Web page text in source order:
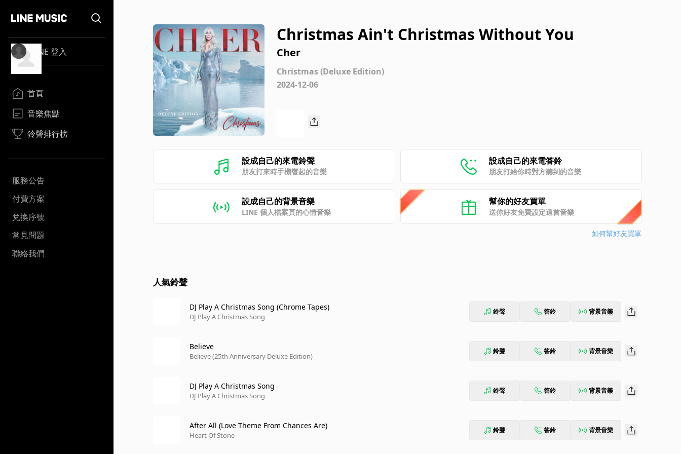
LINE 登入
首頁
音樂焦點
鈴聲排行榜
服務公告
付費方案
兌換序號
常見問題
聯絡我們
Christmas Ain't Christmas Without You
Cher
Christmas (Deluxe Edition)
2024-12-06
設成自己的來電鈴聲
朋友打來時手機響起的音樂
設成自己的來電答鈴
朋友打給你時對方聽到的音樂
設成自己的背景音樂
LINE 個人檔案頁的心情音樂
幫你的好友買單
送你好友免費設定這首音樂
如何幫好友買單
人氣鈴聲
DJ Play A Christmas Song (Chrome Tapes)
DJ Play A Christmas Song
鈴聲 答鈴 背景音樂
Believe
Believe (25th Anniversary Deluxe Edition)
鈴聲 答鈴 背景音樂
DJ Play A Christmas Song
DJ Play A Christmas Song
鈴聲 答鈴 背景音樂
After All (Love Theme From Chances Are)
Heart Of Stone
鈴聲 答鈴 背景音樂